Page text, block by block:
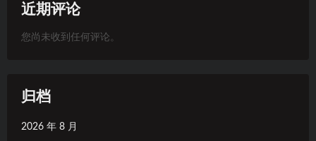
近期评论
您尚未收到任何评论。
归档
2026 年 8 月